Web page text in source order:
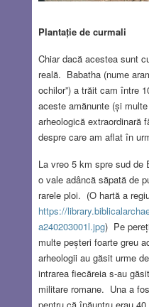
Plantație de curmali
Chiar dacă acestea sunt
reală. Babatha (nume
ochilor”) a trăit cam între
aceste amănunte (și
arheologică extraordinară
despre care am aflat în
La vreo 5 km spre sud de
o vale adâncă săpată de
rarele ploi. (O hartă a
https://
a240203001l.jpg) Pe
multe peșteri foarte greu
arheologii au găsit urme
intrarea fiecăreia s-au
militare romane. Una a